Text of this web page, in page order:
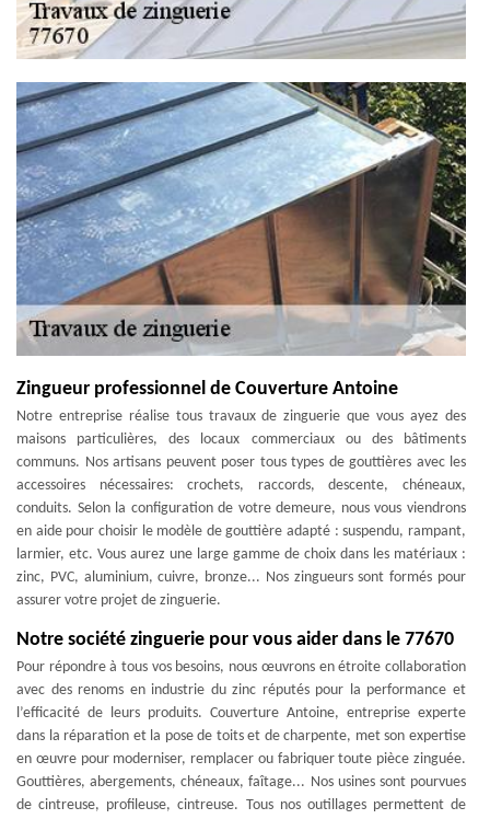
Zingueur professionnel de Couverture Antoine
Notre entreprise réalise tous travaux de zinguerie que vous ayez des
maisons particulières, des locaux commerciaux ou des bâtiments
communs. Nos artisans peuvent poser tous types de gouttières avec les
accessoires nécessaires: crochets, raccords, descente, chéneaux,
conduits. Selon la configuration de votre demeure, nous vous viendrons
en aide pour choisir le modèle de gouttière adapté : suspendu, rampant,
larmier, etc. Vous aurez une large gamme de choix dans les matériaux :
zinc, PVC, aluminium, cuivre, bronze... Nos zingueurs sont formés pour
assurer votre projet de zinguerie.
Notre société zinguerie pour vous aider dans le 77670
Pour répondre à tous vos besoins, nous œuvrons en étroite collaboration
avec des renoms en industrie du zinc réputés pour la performance et
l’efficacité de leurs produits. Couverture Antoine, entreprise experte
dans la réparation et la pose de toits et de charpente, met son expertise
en œuvre pour moderniser, remplacer ou fabriquer toute pièce zinguée.
Gouttières, abergements, chéneaux, faîtage... Nos usines sont pourvues
de cintreuse, profileuse, cintreuse. Tous nos outillages permettent de